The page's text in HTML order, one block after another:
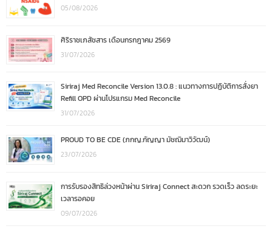
05/08/2026
ศิริราชเภสัชสาร เดือนกรกฎาคม 2569
31/07/2026
Siriraj Med Reconcile Version 13.0.8 : แนวทางการปฏิบัติการสั่งยา
Refill OPD ผ่านโปรแกรม Med Reconcile
31/07/2026
PROUD TO BE CDE (ภกญ.กัญญา มัชฌิมาวิวัฒน์)
23/07/2026
การรับรองสิทธิล่วงหน้าผ่าน Siriraj Connect สะดวก รวดเร็ว ลดระยะ
เวลารอคอย
09/07/2026